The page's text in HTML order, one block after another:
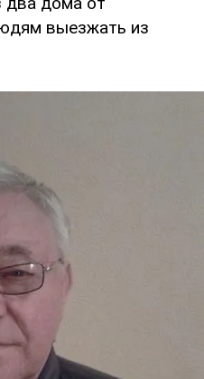
выезжать из